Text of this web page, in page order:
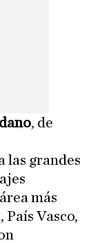
, de
las grandes
más
Vasco,